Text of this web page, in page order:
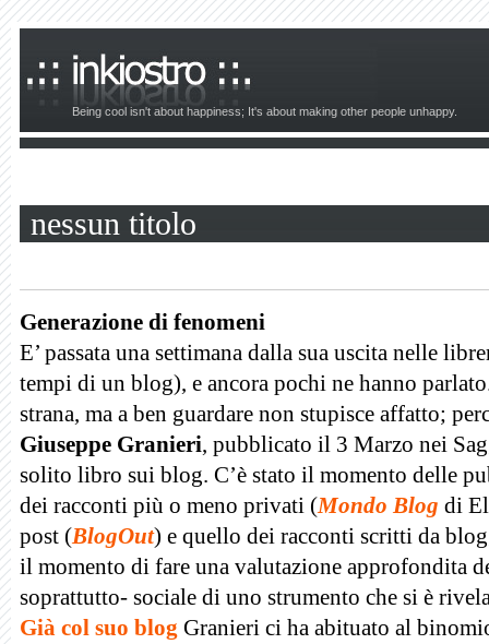
Being cool isn't about happiness; It's about making other people unhappy.
nessun titolo
Generazione di fenomeni
E’ passata una settimana dalla sua uscita nelle
tempi di un blog), e ancora pochi ne hanno
strana, ma a ben guardare non stupisce affatto;
Giuseppe Granieri, pubblicato il 3 Marzo nei
solito libro sui blog. C’è stato il momento delle
dei racconti più o meno privati (Mondo Blog di
post (BlogOut) e quello dei racconti scritti da
il momento di fare una valutazione approfondita
soprattutto- sociale di uno strumento che si è
Già col suo blog Granieri ci ha abituato al